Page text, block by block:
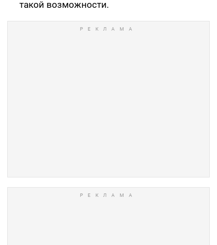
такой возможности.